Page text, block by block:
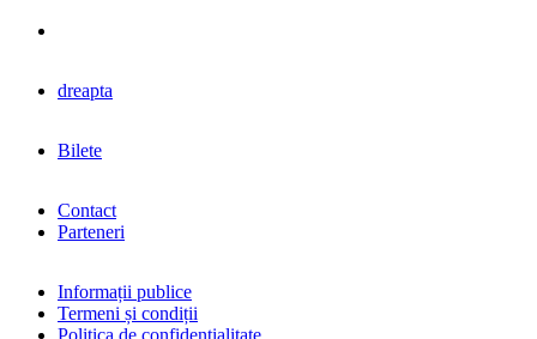
dreapta
Bilete
Contact
Parteneri
Informații publice
Termeni și condiții
Politica de confidențialitate